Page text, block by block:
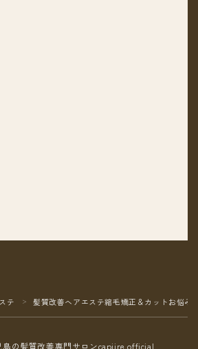
テ ＞ 髪質改善ヘアエステ縮毛矯正＆カットお悩み
島の髪質改善専門サロンcapiire official